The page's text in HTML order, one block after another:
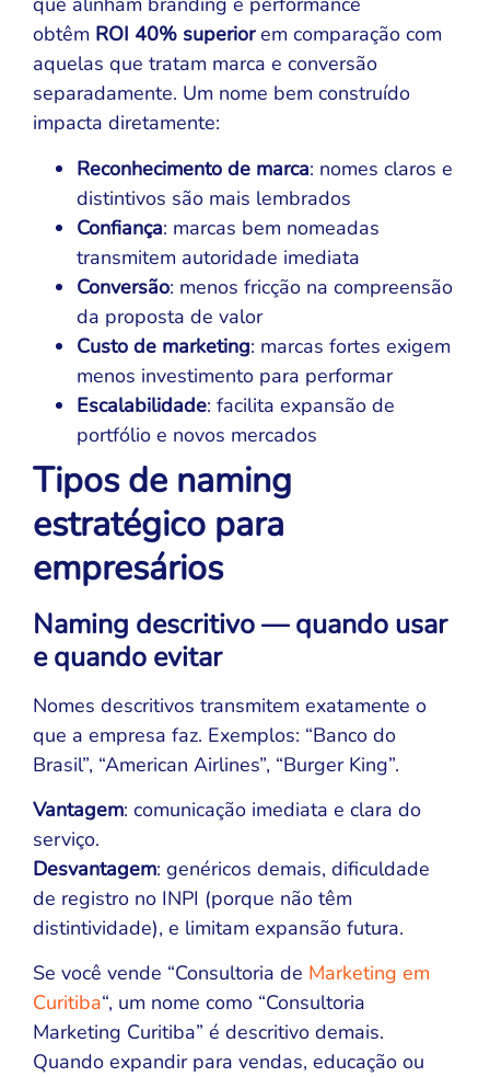
obtêm ROI 40% superiorem comparação com
aquelas que tratam marca e conversão
separadamente. Um nome bem construído
impacta diretamente:
Reconhecimento de marca: nomes claros e
distintivos são mais lembrados
Confiança: marcas bem nomeadas
transmitem autoridade imediata
Conversão: menos fricção na compreensão
da proposta de valor
Custo de marketing: marcas fortes exigem
menos investimento para performar
Escalabilidade: facilita expansão de
portfólio e novos mercados
Tipos de naming
estratégico para
empresários
Naming descritivo — quando usar
e quando evitar
Nomes descritivos transmitem exatamente o
que a empresa faz. Exemplos: “Banco do
Brasil”, “American Airlines”, “Burger King”.
Vantagem: comunicação imediata e clara do
serviço.
Desvantagem: genéricos demais, dificuldade
de registro no INPI (porque não têm
distintividade), e limitam expansão futura.
Se você vende “Consultoria de Marketing em
Curitiba“, um nome como “Consultoria
Marketing Curitiba” é descritivo demais.
Quando expandir para vendas, educação ou